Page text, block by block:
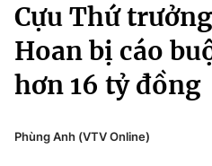
Chuyên mục
Chính trị
Pháp luật
Thể thao
Truyền hình
Văn hóa - Giải trí
Cựu Thứ
Hoan bị cáo
hơn 16 tỷ đồng
Phùng Anh (VTV Online)